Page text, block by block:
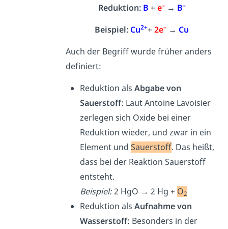
Reduktion:B + e–→ B–
Beispiel: Cu2++2e– → Cu
Auch der Begriff wurde früher anders
definiert:
Reduktion alsAbgabe von
Sauerstoff: Laut Antoine Lavoisier
zerlegen sich Oxide bei einer
Reduktion wieder, und zwar in ein
Element undSauerstoff. Das heißt,
dass bei der Reaktion Sauerstoff
entsteht.
Beispiel:2 HgO → 2 Hg + O2
Reduktion alsAufnahme von
Wasserstoff: Besonders in der